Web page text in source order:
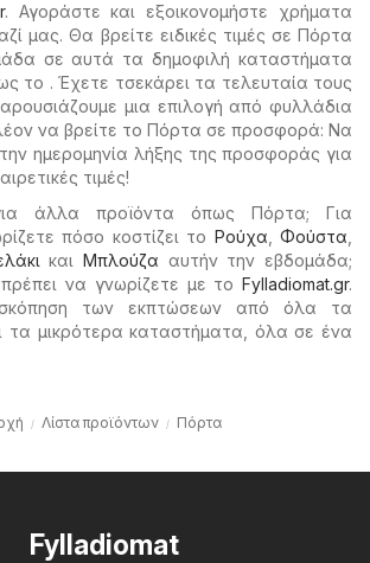
. Αγοράστε και εξοικονομήστε χρήματα
μας. Θα βρείτε ειδικές τιμές σε Πόρτα
σε αυτά τα δημοφιλή καταστήματα
το . Έχετε τσεκάρει τα τελευταία τους
μια επιλογή από φυλλάδια
να βρείτε το Πόρτα σε προσφορά: Να
ημερομηνία λήξης της προσφοράς για
τιμές!
άλλα προϊόντα όπως Πόρτα; Για
πόσο κοστίζει το Ρούχα Φούστα
καιΜπλούζα αυτήν την εβδομάδα;
να γνωρίζετε με το Fylladiomat.gr.
των εκπτώσεων από όλα τα
τα μικρότερα καταστήματα, όλα σε ένα
Λίστα προϊόντων Πόρτα
Fylladiomat